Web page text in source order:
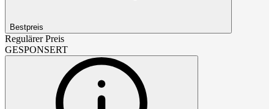
Bestpreis
Regulärer Preis
GESPONSERT